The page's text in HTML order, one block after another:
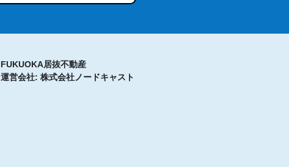
FUKUOKA居抜不動産
運営会社: 株式会社ノードキャスト